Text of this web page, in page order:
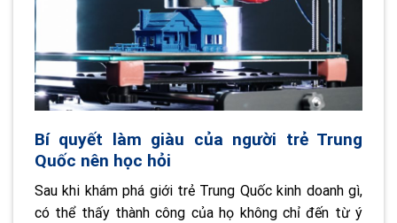
Bí quyết làm giàu của người trẻ Trung
Quốc nên học hỏi
Sau khi khám phá giới trẻ Trung Quốc kinh doanh gì,
có thể thấy thành công của họ không chỉ đến từ ý